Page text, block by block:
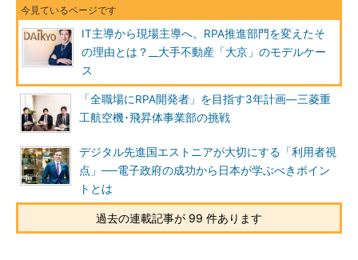
IT主導から現場主導へ。RPA推進部門を変えたそ
の理由とは？__大手不動産「大京」のモデルケー
ス
「全職場にRPA開発者」を目指す3年計画―三菱重
工航空機･飛昇体事業部の挑戦
デジタル先進国エストニアが大切にする「利用者視
点」──電子政府の成功から日本が学ぶべきポイン
トとは
過去の連載記事が 99 件あります